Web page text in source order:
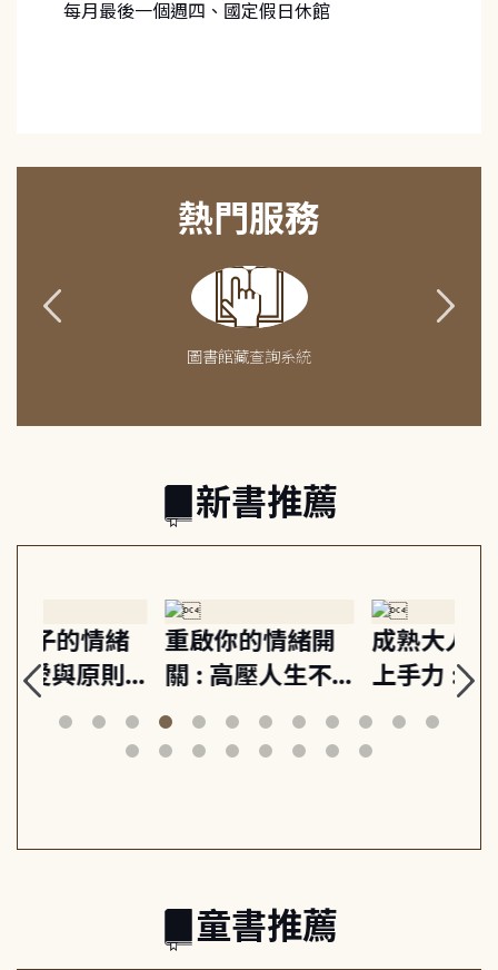
每月最後一個週四、國定假日休館
熱門服務
圖書館藏查詢系統
新書推薦
重啟你的情緒開
關 : 高壓人生不
爆炸指南, 5分鐘
減輕身心壓力, 找
成熟大人的幸福
上手力 : 擁抱平
凡中的每個燦爛
時刻, 給匱乏世代
球
童書推薦